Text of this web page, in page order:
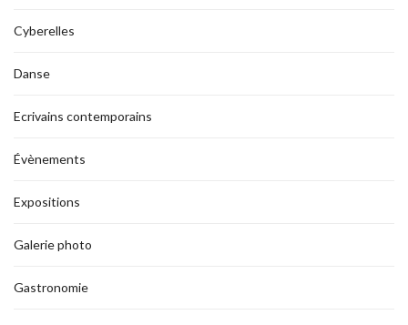
Cyberelles
Danse
Ecrivains contemporains
Évènements
Expositions
Galerie photo
Gastronomie